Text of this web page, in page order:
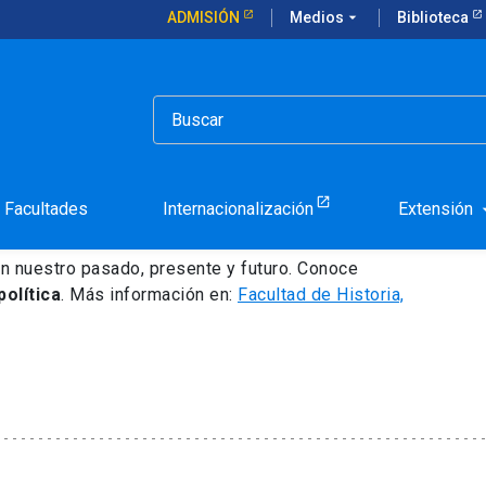
ADMISIÓN Medios arrow_drop_down Biblioteca
Facultades Internacionalización Extensión
Geografía y
pasado, presente y futuro. Conoce
. Más información en: Facultad de Historia,